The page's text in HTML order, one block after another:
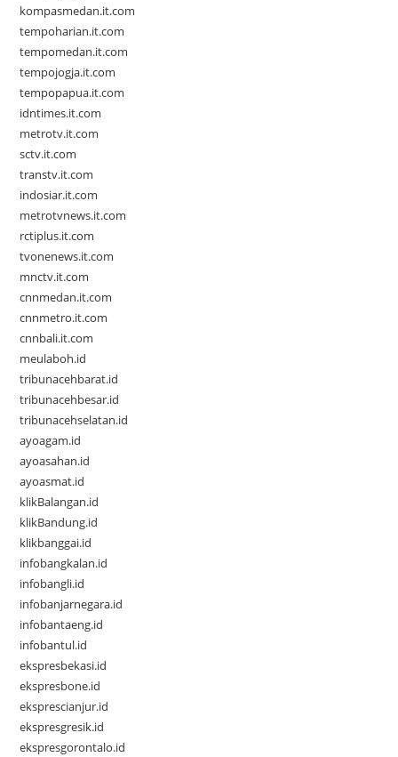
kompasmedan.it.com
tempoharian.it.com
tempomedan.it.com
tempojogja.it.com
tempopapua.it.com
idntimes.it.com
metrotv.it.com
sctv.it.com
transtv.it.com
indosiar.it.com
metrotvnews.it.com
rctiplus.it.com
tvonenews.it.com
mnctv.it.com
cnnmedan.it.com
cnnmetro.it.com
cnnbali.it.com
meulaboh.id
tribunacehbarat.id
tribunacehbesar.id
tribunacehselatan.id
ayoagam.id
ayoasahan.id
ayoasmat.id
klikBalangan.id
klikBandung.id
klikbanggai.id
infobangkalan.id
infobangli.id
infobanjarnegara.id
infobantaeng.id
infobantul.id
ekspresbekasi.id
ekspresbone.id
eksprescianjur.id
ekspresgresik.id
ekspresgorontalo.id